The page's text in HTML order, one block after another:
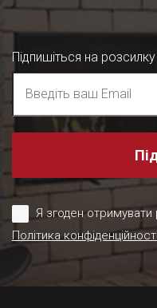
Підпишіться на
Я згоден отримувати
Політика